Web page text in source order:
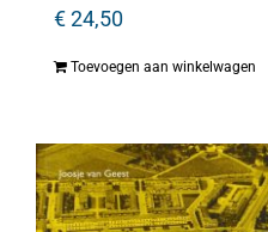
€24,50
Toevoegen aan winkelwagen